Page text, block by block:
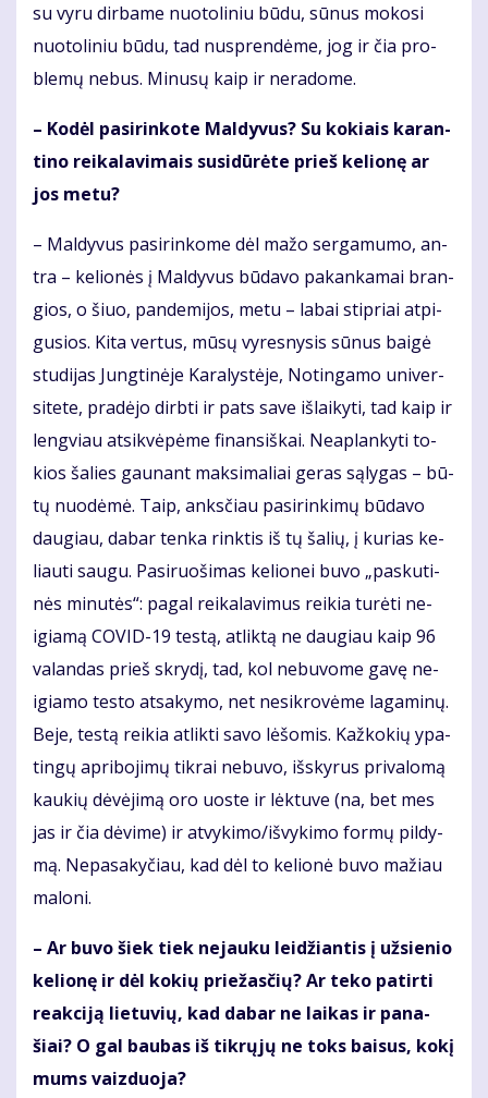
su vy­ru dir­ba­me nuo­to­li­niu bū­du, sū­nus mo­ko­si
nuo­to­li­niu bū­du, tad nu­spren­dė­me, jog ir čia pro­
ble­mų ne­bus. Mi­nu­sų kaip ir ne­ra­do­me.
– Ko­dėl pa­si­rin­ko­te Mal­dy­vus? Su ko­kiais ka­ran­
ti­no rei­ka­la­vi­mais su­si­dū­rė­te prieš ke­lio­nę ar
jos me­tu?
– Mal­dy­vus pa­si­rin­ko­me dėl ma­žo ser­ga­mu­mo, an­
tra – ke­lio­nės į Mal­dy­vus bū­da­vo pa­kan­ka­mai bran­
gios, o šiuo, pan­de­mi­jos, me­tu – la­bai stip­riai at­pi­
gu­sios. Ki­ta ver­tus, mū­sų vy­res­ny­sis sū­nus bai­gė
stu­di­jas Jung­ti­nė­je Ka­ra­lys­tė­je, No­tin­ga­mo uni­ver­
si­te­te, pra­dė­jo dirb­ti ir pats sa­ve iš­lai­ky­ti, tad kaip ir
leng­viau at­si­kvė­pė­me fi­nan­siš­kai. Ne­ap­lan­ky­ti to­
kios ša­lies gau­nant mak­si­ma­liai ge­ras są­ly­gas – bū­
tų nuo­dė­mė. Taip, anks­čiau pa­si­rin­ki­mų bū­da­vo
dau­giau, da­bar ten­ka rink­tis iš tų ša­lių, į ku­rias ke­
liau­ti sau­gu. Pa­si­ruo­ši­mas ke­lio­nei bu­vo „pas­ku­ti­
nės mi­nu­tės“: pa­gal rei­ka­la­vi­mus rei­kia tu­rė­ti ne­
igia­mą CO­VID-19 tes­tą, at­lik­tą ne dau­giau kaip 96
va­lan­das prieš skry­dį, tad, kol ne­bu­vo­me ga­vę ne­
igia­mo tes­to at­sa­ky­mo, net ne­si­kro­vė­me la­ga­mi­nų.
Be­je, tes­tą rei­kia at­lik­ti sa­vo lė­šo­mis. Kaž­ko­kių ypa­
tin­gų ap­ri­bo­ji­mų tik­rai ne­bu­vo, iš­sky­rus pri­va­lo­mą
kau­kių dė­vė­ji­mą oro uos­te ir lėk­tu­ve (na, bet mes
jas ir čia dė­vi­me) ir at­vy­ki­mo/iš­vy­ki­mo for­mų pil­dy­
mą. Ne­pa­sa­ky­čiau, kad dėl to ke­lio­nė bu­vo ma­žiau
ma­lo­ni.
– Ar bu­vo šiek tiek ne­jau­ku lei­džian­tis į už­sie­nio
ke­lio­nę ir dėl ko­kių prie­žas­čių? Ar te­ko pa­tir­ti
re­ak­ci­ją lie­tu­vių, kad da­bar ne lai­kas ir pa­na­
šiai? O gal bau­bas iš tik­rų­jų ne toks bai­sus, ko­kį
mums vaiz­duo­ja?